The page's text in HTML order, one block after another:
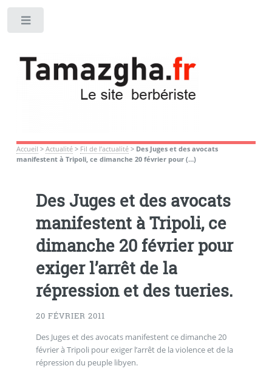
Accueil > Actualité> Fil de l’actualité> Des Juges et des avocats
manifestent à Tripoli, ce dimanche 20 février pour (…)
Des Juges et des avocats
manifestent à Tripoli, ce
dimanche 20 février pour
exiger l’arrêt de la
répression et des tueries.
20 FÉVRIER 2011
Des Juges et des avocats manifestent ce dimanche 20
février à Tripoli pour exiger l’arrêt de la violence et de la
répression du peuple libyen.